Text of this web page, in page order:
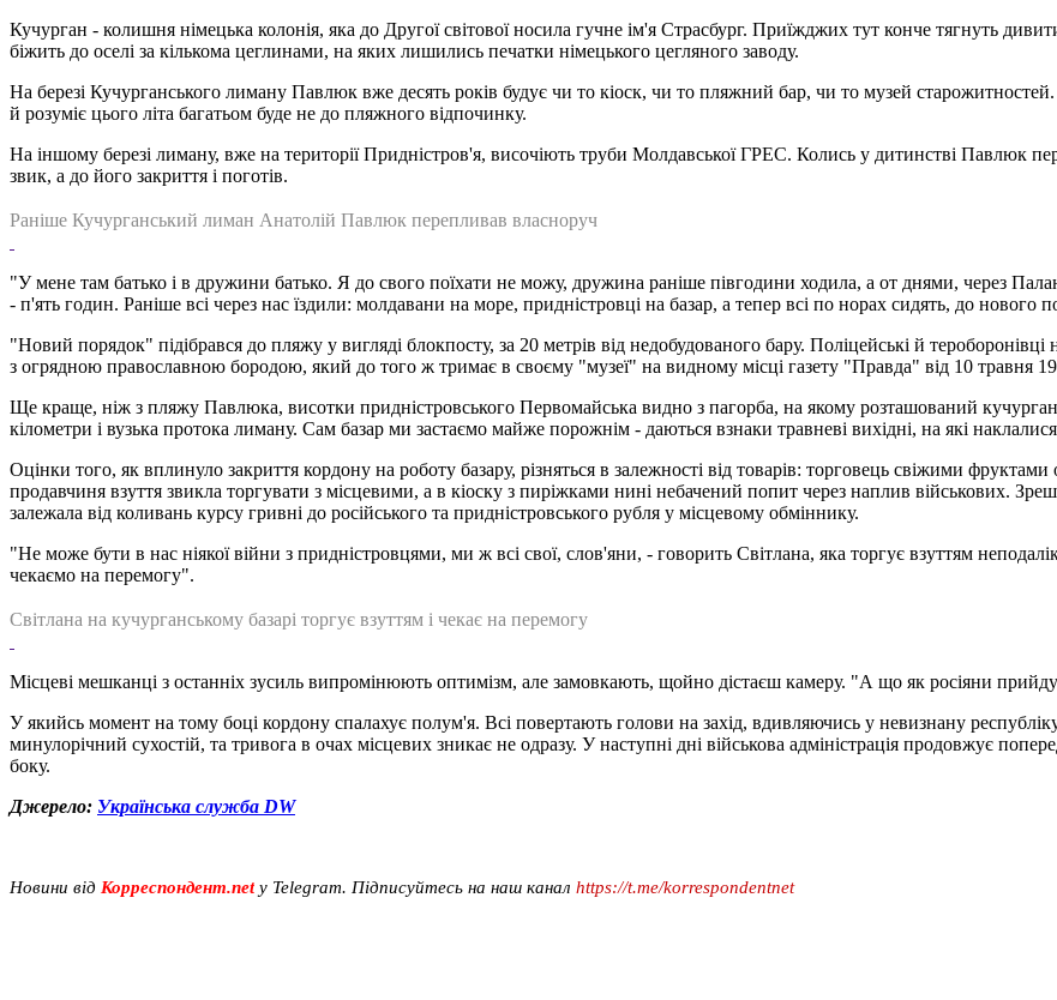
Кучурган - колишня німецька колонія, яка до Другої світової носила гучне ім'я Страсбург. Приїжджих тут конче тягнуть
біжить до оселі за кількома цеглинами, на яких лишились печатки німецького цегляного заводу.
На березі Кучурганського лиману Павлюк вже десять років будує чи то кіоск, чи то пляжний бар, чи то музей
й розуміє цього літа багатьом буде не до пляжного відпочинку.
На іншому березі лиману, вже на території Придністров'я, височіють труби Молдавської ГРЕС. Колись у дитинстві Павлюк
звик, а до його закриття і поготів.
Раніше Кучурганський лиман Анатолій Павлюк перепливав власноруч
"У мене там батько і в дружини батько. Я до свого поїхати не можу, дружина раніше півгодини ходила, а от днями, через
- п'ять годин. Раніше всі через нас їздили: молдавани на море, придністровці на базар, а тепер всі по норах сидять, до нового
"Новий порядок" підібрався до пляжу у вигляді блокпосту, за 20 метрів від недобудованого бару. Поліцейські й
з огрядною православною бородою, який до того ж тримає в своєму "музеї" на видному місці газету "Правда" від 10 травня
Ще краще, ніж з пляжу Павлюка, висотки придністровського Первомайська видно з пагорба, на якому розташований
кілометри і вузька протока лиману. Сам базар ми застаємо майже порожнім - даються взнаки травневі вихідні, на які
Оцінки того, як вплинуло закриття кордону на роботу базару, різняться в залежності від товарів: торговець свіжими
продавчиня взуття звикла торгувати з місцевими, а в кіоску з пиріжками нині небачений попит через наплив військових.
залежала від коливань курсу гривні до російського та придністровського рубля у місцевому обміннику.
"Не може бути в нас ніякої війни з придністровцями, ми ж всі свої, слов'яни, - говорить Світлана, яка торгує взуттям
чекаємо на перемогу".
Світлана на кучурганському базарі торгує взуттям і чекає на перемогу
Місцеві мешканці з останніх зусиль випромінюють оптимізм, але замовкають, щойно дістаєш камеру. "А що як росіяни
У якийсь момент на тому боці кордону спалахує полум'я. Всі повертають голови на захід, вдивляючись у невизнану
минулорічний сухостій, та тривога в очах місцевих зникає не одразу. У наступні дні військова адміністрація продовжує
боку.
Джерело: Українська служба DW
Новини від Корреспондент.net у Telegram. Підписуйтесь на наш канал https://t.me/korrespondentnet